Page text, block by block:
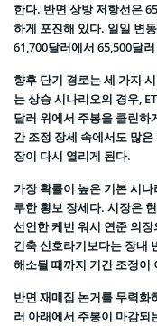
한다. 반면 상방 저항선은
하게 포진해 있다. 일일 변
61,700달러에서 65,500달
향후 단기 경로는 세 가지
는 상승 시나리오의 경우,
달러 위에서 주봉을 클린하
간 조정 장세 속에서도 많
장이 다시 열리게 된다.
가장 확률이 높은 기본 시
루한 횡보 장세다. 시장은
선언한 케빈 워시 연준 의
긴축 신호라기보다는 장내
해소될 때까지 기간 조정이
반면 재매집 논거를 무력화
러 아래에서 주봉이 마감되